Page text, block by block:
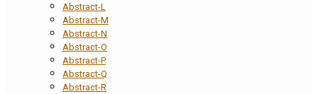
Abstract-L
Abstract-M
Abstract-N
Abstract-O
Abstract-P
Abstract-Q
Abstract-R